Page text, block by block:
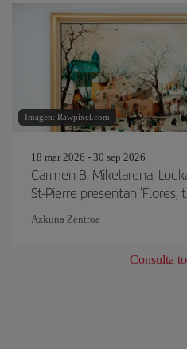
Imagen: Rawpixel.com
18 mar 2026 - 30 sep 2026
Carmen B. Mikelarena,
St-Pierre presentan 'Flores,
Azkuna Zentroa
Consulta